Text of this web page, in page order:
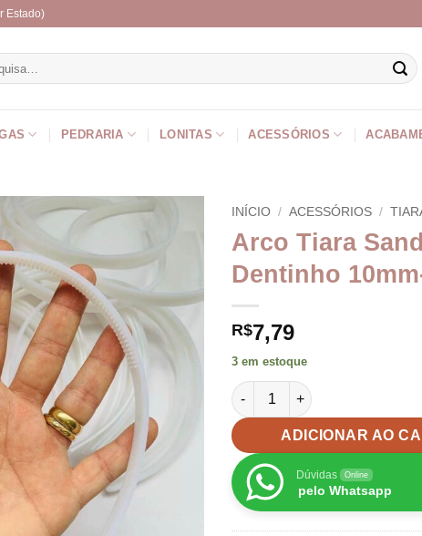
Estado)
PEDRARIA LONITAS ACESSÓRIOS
INÍCIO / ACESSÓRIOS /
Arco Tiara
Dentinho
R$7,79
3 em estoque
Arco Tiara Sanding com
ADICIONAR AO
Dúvidas Online
pelo Whatsapp